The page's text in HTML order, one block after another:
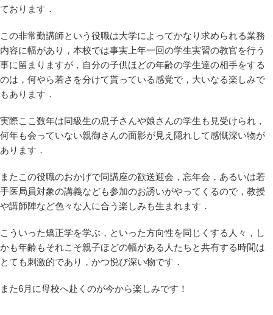
ております．
この非常勤講師という役職は大学によってかなり求められる業務
内容に幅があり，本校では事実上年一回の学生実習の教官を行う
事に留まりますが，自分の子供ほどの年齢の学生達の相手をする
のは，何やら若さを分けて貰っている感覚で，大いなる楽しみで
もあります．
実際ここ数年は同級生の息子さんや娘さんの学生も見受けられ，
何年も会っていない親御さんの面影が見え隠れして感慨深い物が
あります．
またこの役職のおかげで同講座の歓送迎会，忘年会，あるいは若
手医局員対象の講義なども参加のお誘いがやってくるので，教授
や講師陣など色々な人に合う楽しみも生まれます．
こういった矯正学を学ぶ，といった方向性を同じくする人々，し
かも年齢もそれこそ親子ほどの幅がある人たちと共有する時間は
とても刺激的であり，かつ悦び深い物です．
また6月に母校へ赴くのが今から楽しみです！